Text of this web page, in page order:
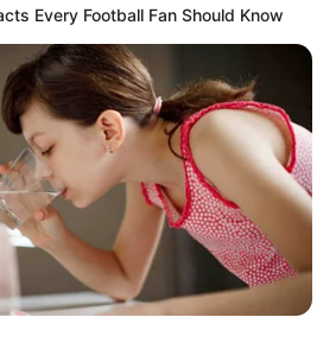
Every Football Fan Should Know